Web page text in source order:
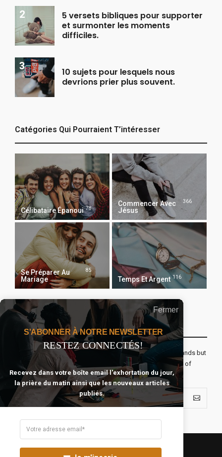
5 versets bibliques pour supporter
et surmonter les moments
difficiles.
10 sujets pour lesquels nous
devrions prier plus souvent.
Catégories Qui Pourraient T’intéresser
Célibataire Épanoui 78
Commencer Avec
Jésus
366
Se Préparer Au
Mariage
85
Temps Et Argent 116
Recevoir Notre Newsletter Chaque Matin
The real voyage of discovery consists not in seeking new lands but
seeing with new eyes. All journeys have secret destinations of
which the traveler is unaware.
Fermer
S'ABONNER À NOTRE NEWSLETTER
RESTEZ CONNECTÉS!
Recevez dans votre boîte email l'exhortation du jour,
la prière du matin ainsi que les nouveaux articles
publiés.